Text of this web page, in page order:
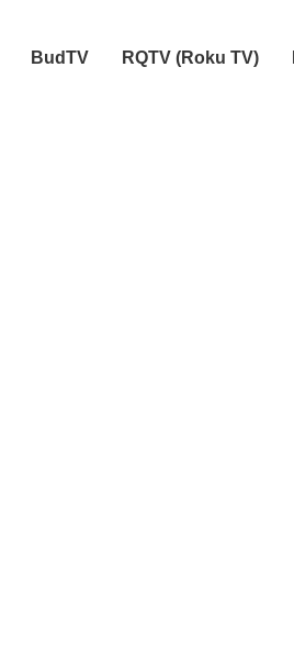
BudTV RQTV (Roku TV)